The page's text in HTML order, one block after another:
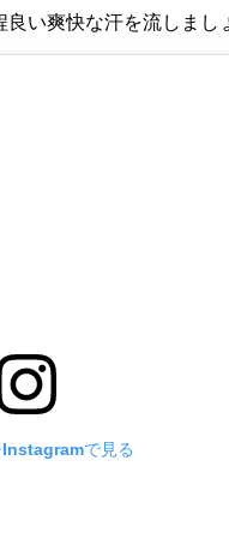
い爽快な汗を流しまし
Instagramで見る